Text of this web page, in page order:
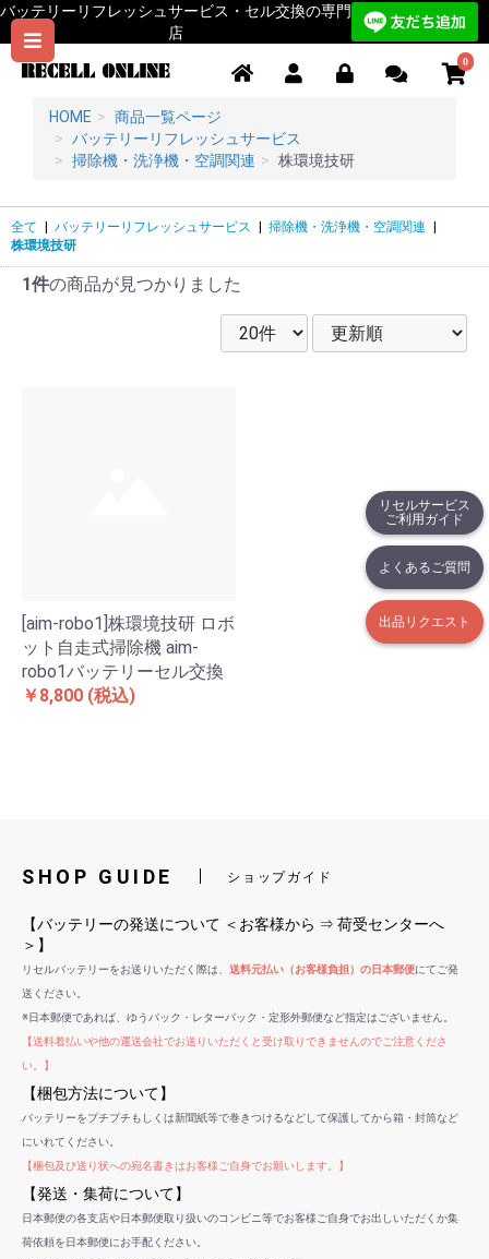
リセルサービス
ご利用ガイド
よくあるご質問
出品リクエスト
バッテリーリフレッシュサービス・セル交換の専門
店
0
HOME
商品一覧ページ
バッテリーリフレッシュサービス
掃除機・洗浄機・空調関連
株環境技研
全て バッテリーリフレッシュサービス 掃除機・洗浄機・空調関連
株環境技研
1件の商品が見つかりました
[aim-robo1]株環境技研 ロボ
ット自走式掃除機 aim-
robo1バッテリーセル交換
￥8,800 (税込)
SHOP GUIDE ショップガイド
【バッテリーの発送について ＜お客様から ⇒ 荷受センターへ
＞】
リセルバッテリーをお送りいただく際は、 送料元払い（お客様負担）の日本郵便にてご発
送ください。
※日本郵便であれば、ゆうパック・レターパック・定形外郵便など指定はございません。
【送料着払いや他の運送会社でお送りいただくと受け取りできませんのでご注意くださ
い。】
【梱包方法について】
バッテリーをプチプチもしくは新聞紙等で巻きつけるなどして保護してから箱・封筒など
にいれてください。
【梱包及び送り状への宛名書きはお客様ご自身でお願いします。】
【発送・集荷について】
日本郵便の各支店や日本郵便取り扱いのコンビニ等でお客様ご自身でお出しいただくか集
荷依頼を日本郵便にお手配ください。